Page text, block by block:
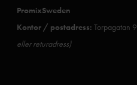
PromixSweden
Kontor / postadress: Torpagatan
eller returadress)